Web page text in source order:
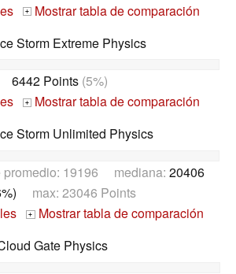
+
Mostrar tabla de comparación
Storm Extreme Physics
6442 Points (5%)
+
Mostrar tabla de comparación
Storm Unlimited Physics
19196 mediana: 20406
max: 23046 Points
+ Mostrar tabla de comparación
Gate Physics